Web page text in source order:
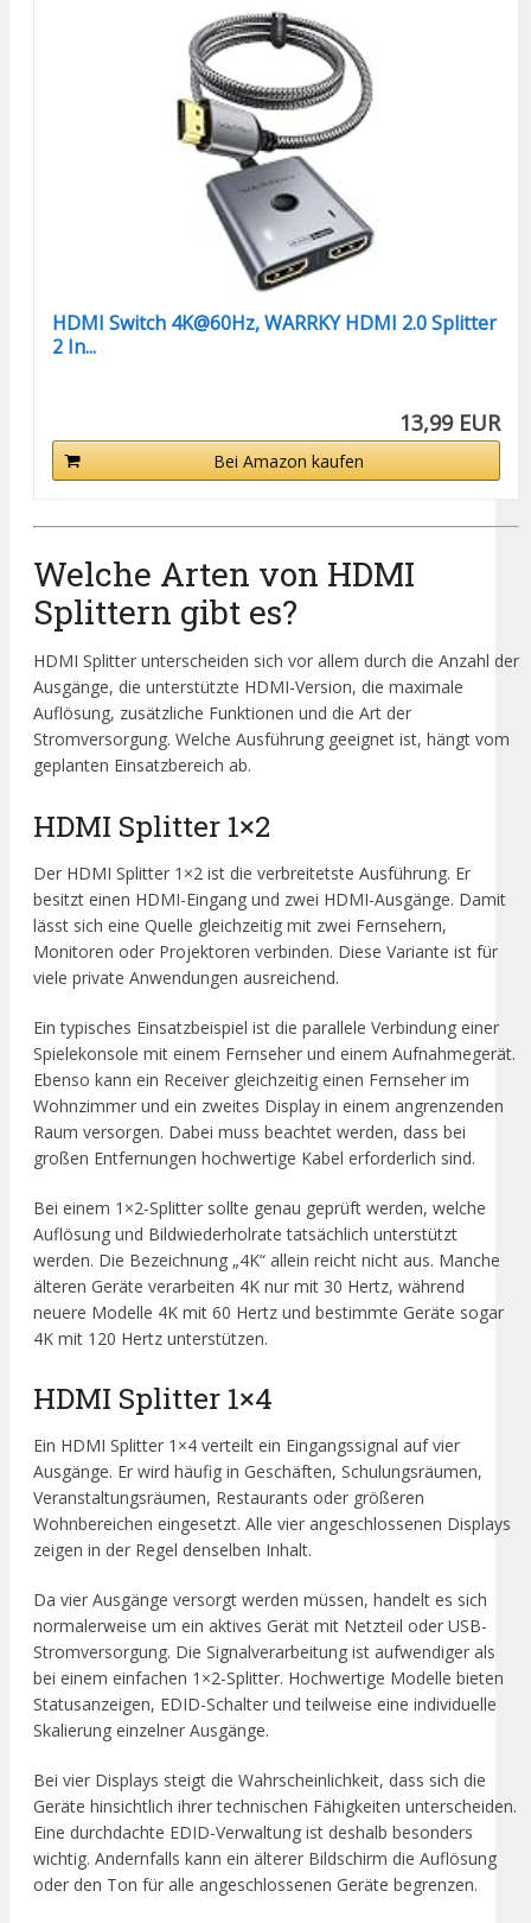
HDMI Switch 4K@60Hz, WARRKY HDMI 2.0 Splitter
2 In...
13,99 EUR
Bei Amazon kaufen
Welche Arten von HDMI
Splittern gibt es?
HDMI Splitter unterscheiden sich vor allem durch die Anzahl der
Ausgänge, die unterstützte HDMI-Version, die maximale
Auflösung, zusätzliche Funktionen und die Art der
Stromversorgung. Welche Ausführung geeignet ist, hängt vom
geplanten Einsatzbereich ab.
HDMI Splitter 1×2
Der HDMI Splitter 1×2 ist die verbreitetste Ausführung. Er
besitzt einen HDMI-Eingang und zwei HDMI-Ausgänge. Damit
lässt sich eine Quelle gleichzeitig mit zwei Fernsehern,
Monitoren oder Projektoren verbinden. Diese Variante ist für
viele private Anwendungen ausreichend.
Ein typisches Einsatzbeispiel ist die parallele Verbindung einer
Spielekonsole mit einem Fernseher und einem Aufnahmegerät.
Ebenso kann ein Receiver gleichzeitig einen Fernseher im
Wohnzimmer und ein zweites Display in einem angrenzenden
Raum versorgen. Dabei muss beachtet werden, dass bei
großen Entfernungen hochwertige Kabel erforderlich sind.
Bei einem 1×2-Splitter sollte genau geprüft werden, welche
Auflösung und Bildwiederholrate tatsächlich unterstützt
werden. Die Bezeichnung „4K“ allein reicht nicht aus. Manche
älteren Geräte verarbeiten 4K nur mit 30 Hertz, während
neuere Modelle 4K mit 60 Hertz und bestimmte Geräte sogar
4K mit 120 Hertz unterstützen.
HDMI Splitter 1×4
Ein HDMI Splitter 1×4 verteilt ein Eingangssignal auf vier
Ausgänge. Er wird häufig in Geschäften, Schulungsräumen,
Veranstaltungsräumen, Restaurants oder größeren
Wohnbereichen eingesetzt. Alle vier angeschlossenen Displays
zeigen in der Regel denselben Inhalt.
Da vier Ausgänge versorgt werden müssen, handelt es sich
normalerweise um ein aktives Gerät mit Netzteil oder USB-
Stromversorgung. Die Signalverarbeitung ist aufwendiger als
bei einem einfachen 1×2-Splitter. Hochwertige Modelle bieten
Statusanzeigen, EDID-Schalter und teilweise eine individuelle
Skalierung einzelner Ausgänge.
Bei vier Displays steigt die Wahrscheinlichkeit, dass sich die
Geräte hinsichtlich ihrer technischen Fähigkeiten unterscheiden.
Eine durchdachte EDID-Verwaltung ist deshalb besonders
wichtig. Andernfalls kann ein älterer Bildschirm die Auflösung
oder den Ton für alle angeschlossenen Geräte begrenzen.